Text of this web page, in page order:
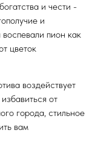
и чести -
и
пион как
цветок
воздействует
от
города, стильное
вам